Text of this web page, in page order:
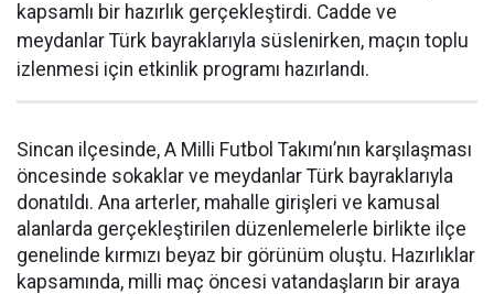
kapsamlı bir hazırlık gerçekleştirdi. Cadde ve
meydanlar Türk bayraklarıyla süslenirken, maçın toplu
izlenmesi için etkinlik programı hazırlandı.
Sincan ilçesinde, A Milli Futbol Takımı’nın karşılaşması
öncesinde sokaklar ve meydanlar Türk bayraklarıyla
donatıldı. Ana arterler, mahalle girişleri ve kamusal
alanlarda gerçekleştirilen düzenlemelerle birlikte ilçe
genelinde kırmızı beyaz bir görünüm oluştu. Hazırlıklar
kapsamında, milli maç öncesi vatandaşların bir araya